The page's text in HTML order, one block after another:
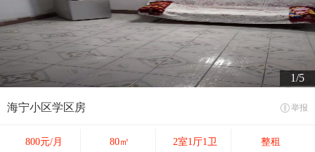
1/5
海宁小区学区房 举报
800元/月 80㎡ 2室1厅1卫 整租